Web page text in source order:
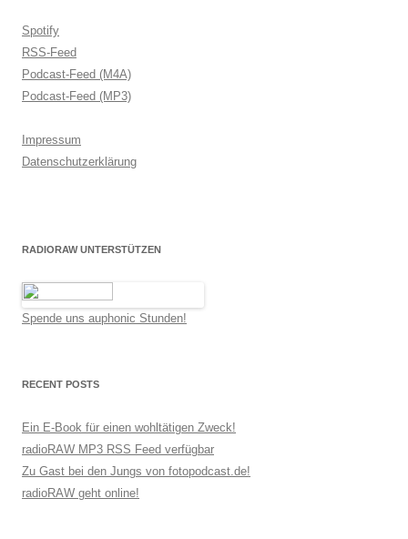
Spotify
RSS-Feed
Podcast-Feed (M4A)
Podcast-Feed (MP3)
Impressum
Datenschutzerklärung
RADIORAW UNTERSTÜTZEN
Spende uns auphonic Stunden!
RECENT POSTS
Ein E-Book für einen wohltätigen Zweck!
radioRAW MP3 RSS Feed verfügbar
Zu Gast bei den Jungs von fotopodcast.de!
radioRAW geht online!